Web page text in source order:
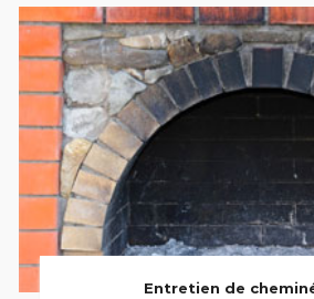
Entretien de